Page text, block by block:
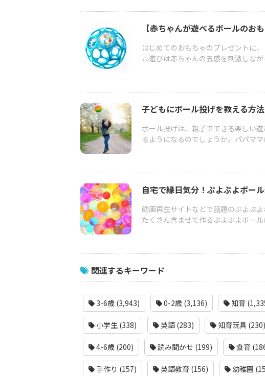
【赤ちゃんが遊べるボールのお
はじめてのおもちゃのプレゼントに
ル遊びは赤ちゃんの五感を刺激しな
子どもにボール投げを教える方
ボール投げは、親子でできる楽しい
るようになるのでしょうか。パパマ
自宅で縁日気分！ぷよぷよボー
動画再生サイトなどで話題のぷよぷ
たくさん含ませて作るぷよぷよボー
関連するキーワード
3-6歳 (3,943) 0-2歳 (3,136) 知育
小学生 (338) 英語 (283) 知育玩具 (230)
4-6歳 (200) 読み聞かせ (199) 食育
手作り (157) 英語教育 (156) 幼稚園